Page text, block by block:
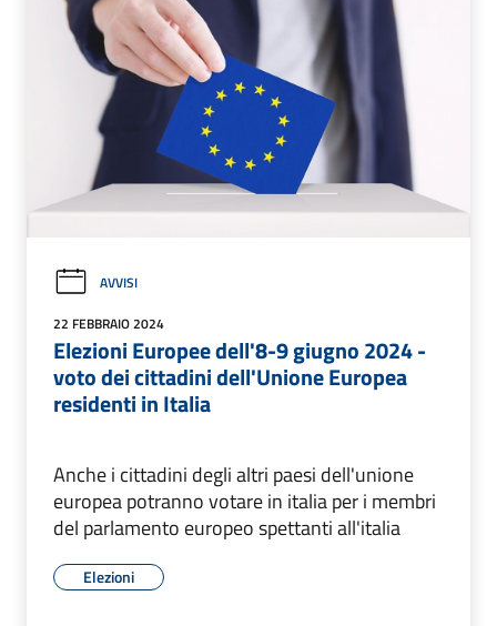
AVVISI
22 FEBBRAIO 2024
Elezioni Europee dell'8-9 giugno 2024 -
voto dei cittadini dell'Unione Europea
residenti in Italia
Anche i cittadini degli altri paesi dell'unione
europea potranno votare in italia per i membri
del parlamento europeo spettanti all'italia
Elezioni